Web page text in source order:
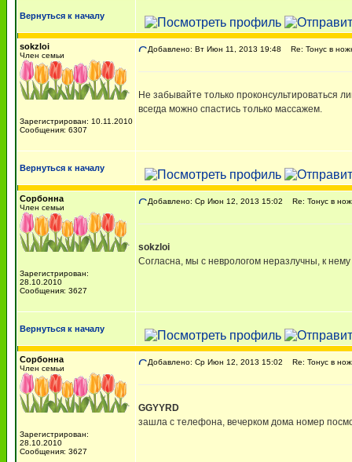
Вернуться к началу
sokzloi
Член семьи
Зарегистрирован: 10.11.2010
Сообщения: 6307
Добавлено: Вт Июн 11, 2013 19:48 Re: Тонус в
Не забывайте только проконсультироваться
всегда можно спастись только массажем.
Вернуться к началу
Сорбонна
Член семьи
Зарегистрирован:
28.10.2010
Сообщения: 3627
Добавлено: Ср Июн 12, 2013 15:02 Re: Тонус в
sokzloi
Согласна, мы с неврологом неразлучны, к
Вернуться к началу
Сорбонна
Член семьи
Зарегистрирован:
28.10.2010
Сообщения: 3627
Добавлено: Ср Июн 12, 2013 15:02 Re: Тонус в
GGYYRD
зашла с телефона, вечерком дома номер